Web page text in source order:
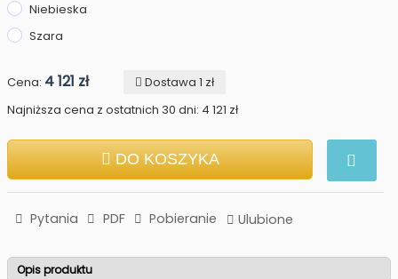
Niebieska
Szara
Cena: 4 121 zł
Dostawa 1 zł
Najniższa cena z ostatnich 30 dni: 4 121 zł
DO KOSZYKA
Pytania PDF Pobieranie Ulubione
Opis produktu